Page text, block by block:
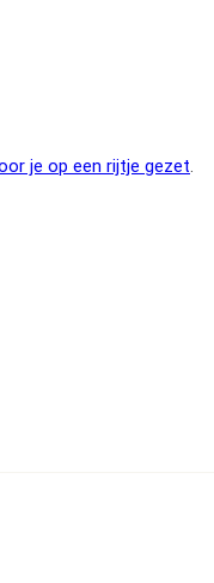
je op een rijtje gezet.